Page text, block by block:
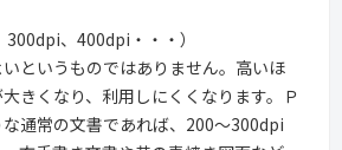
、400dpi・・・）
というものではありません。高いほ
きくなり、利用しにくくなります。Ｐ
通常の文書であれば、200～300dpi